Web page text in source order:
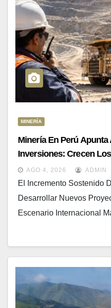
MINERÍA
Minería En Perú
Inversiones: Crecen
A Destrabar Proyectos
AGO 4, 2026 ADMIN
El Incremento Sostenido
Desarrollar Nuevos
Escenario Internacional